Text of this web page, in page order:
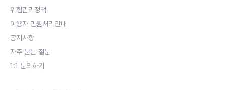
위험관리정책
이용자 민원처리안내
공지사항
자주 묻는 질문
1:1 문의하기